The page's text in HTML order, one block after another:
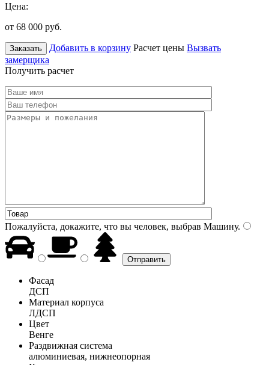
Цена:
от 68 000 руб.
Заказать Добавить в корзину Расчет цены Вызвать
замерщика
Получить расчет
Пожалуйста, докажите, что вы человек, выбрав Машину.
Фасад
ДСП
Материал корпуса
ЛДСП
Цвет
Венге
Раздвижная система
алюминиевая, нижнеопорная